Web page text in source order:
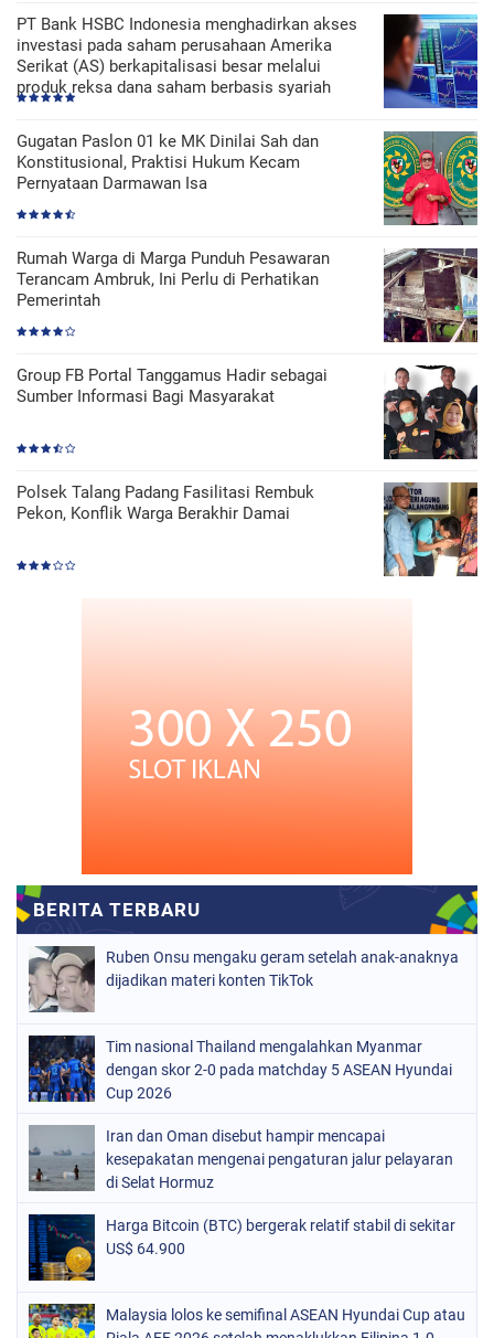
PT Bank HSBC Indonesia menghadirkan akses
investasi pada saham perusahaan Amerika
Serikat (AS) berkapitalisasi besar melalui
produk reksa dana saham berbasis syariah
Gugatan Paslon 01 ke MK Dinilai Sah dan
Konstitusional, Praktisi Hukum Kecam
Pernyataan Darmawan Isa
Rumah Warga di Marga Punduh Pesawaran
Terancam Ambruk, Ini Perlu di Perhatikan
Pemerintah
Group FB Portal Tanggamus Hadir sebagai
Sumber Informasi Bagi Masyarakat
Polsek Talang Padang Fasilitasi Rembuk
Pekon, Konflik Warga Berakhir Damai
Ruben Onsu mengaku geram setelah anak-anaknya
dijadikan materi konten TikTok
Tim nasional Thailand mengalahkan Myanmar
dengan skor 2-0 pada matchday 5 ASEAN Hyundai
Cup 2026
Iran dan Oman disebut hampir mencapai
kesepakatan mengenai pengaturan jalur pelayaran
di Selat Hormuz
Harga Bitcoin (BTC) bergerak relatif stabil di sekitar
US$ 64.900
Malaysia lolos ke semifinal ASEAN Hyundai Cup atau